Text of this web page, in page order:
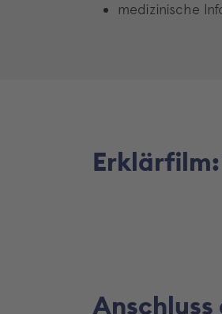
medizinische
Anschluss